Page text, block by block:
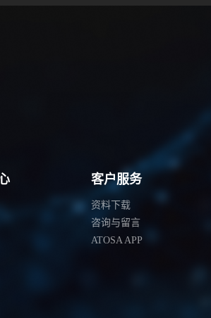
客户服务
资料下载
咨询与留言
ATOSA APP